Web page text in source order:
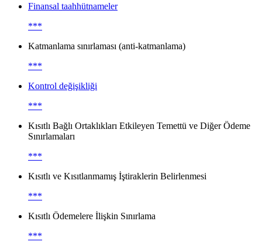
Finansal taahhütnameler
***
Katmanlama sınırlaması (anti-katmanlama)
***
Kontrol değişikliği
***
Kısıtlı Bağlı Ortaklıkları Etkileyen Temettü ve Diğer Ödeme
Sınırlamaları
***
Kısıtlı ve Kısıtlanmamış İştiraklerin Belirlenmesi
***
Kısıtlı Ödemelere İlişkin Sınırlama
***